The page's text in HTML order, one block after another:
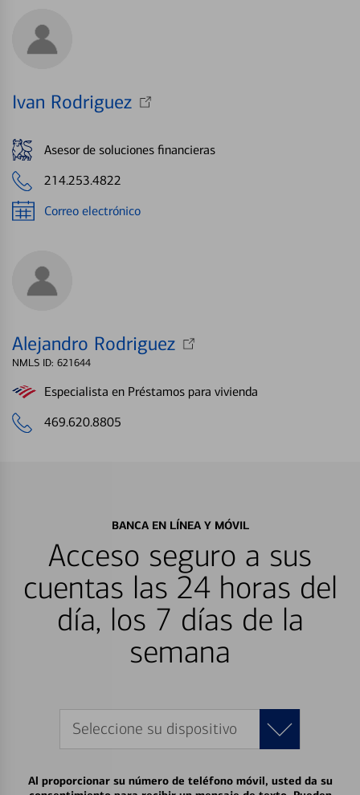
Ivan Rodriguez
Asesor de soluciones financieras
214.253.4822
Correo electrónico
Alejandro Rodriguez
NMLS ID: 621644
Especialista en Préstamos para vivienda
469.620.8805
BANCA EN LÍNEA Y MÓVIL
Acceso seguro a sus
cuentas las 24 horas del
día, los 7 días de la
semana
Seleccione su dispositivo
Al proporcionar su número de teléfono móvil, usted da su